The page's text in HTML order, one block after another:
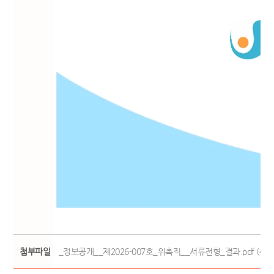
첨부파일 _정보공개__제2026-007호_위촉직__서류전형_결과.pdf